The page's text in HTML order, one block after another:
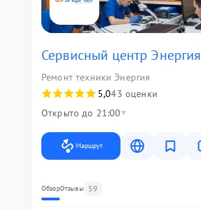
Сервисный центр Энергия
Ремонт техники Энергия
5,043 оценки
Открыто до 21:00
Маршрут
ОбзорОтзывы 59